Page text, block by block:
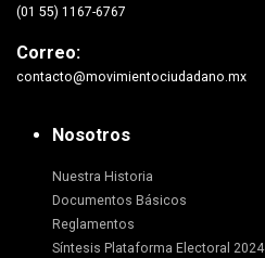
(01 55) 1167-6767
Correo:
contacto@movimientociudadano.mx
Nosotros
Nuestra Historia
Documentos Básicos
Reglamentos
Síntesis Plataforma Electoral 2024